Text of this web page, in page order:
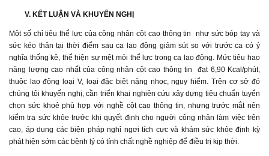
V. KẾT LUẬN VÀ KHUYẾN NGHỊ
Một số chỉ tiêu thể lực của công nhân cột cao thông tin như sức bóp tay và
sức kéo thân tại thời điểm sau ca lao động giảm sút so với trước ca có ý
nghĩa thống kê, thể hiện sự mệt mỏi thể lực trong ca lao động. Mức tiêu hao
năng lượng cao nhất của công nhân cột cao thông tin đạt 6,90 Kcal/phút,
thuộc lao động loại V, loại đặc biệt nặng nhọc, nguy hiểm. Trên cơ sở đó
chúng tôi khuyến nghị, cần triển khai nghiên cứu xây dựng tiêu chuẩn tuyển
chọn sức khoẻ phù hợp với nghề cột cao thông tin, nhưng trước mắt nên
kiểm tra sức khỏe trước khi quyết định cho người công nhân làm việc trên
cao, áp dụng các biện pháp nghỉ ngơi tích cực và khám sức khỏe định kỳ
phát hiện sớm các bệnh lý có tính chất nghề nghiệp để điều trị kịp thời.